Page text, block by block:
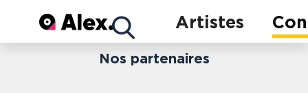
Artistes
Concerts
Nos partenaires